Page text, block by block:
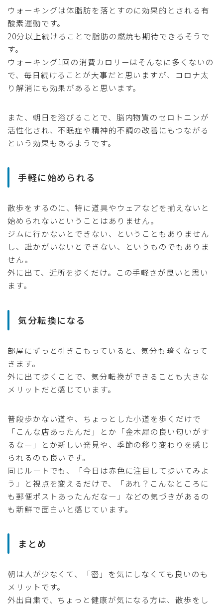
ウォーキングは体脂肪を落とすのに効果的とされる有
酸素運動です。
20分以上続けることで脂肪の燃焼も期待できるそうで
す。
ウォーキング1回の消費カロリーはそんなに多くないの
で、毎日続けることが大事だと思いますが、コロナ太
り解消にも効果があると思います。
また、朝日を浴びることで、脳内物質のセロトニンが
活性化され、不眠症や精神的不調の改善にもつながる
という効果もあるようです。
手軽に始められる
散歩をするのに、特に道具やウェアなどを揃えないと
始められないということはありません。
ジムに行かないとできない、ということもありません
し、誰かがいないとできない、というものでもありま
せん。
外に出て、近所を歩くだけ。この手軽さが良いと思い
ます。
気分転換になる
部屋にずっと引きこもっていると、気分も暗くなって
きます。
外に出て歩くことで、気分転換ができることも大きな
メリットだと感じています。
普段歩かない道や、ちょっとした小道を歩くだけで
「こんな店あったんだ」とか「金木犀の良い匂いがす
るなー」とか新しい発見や、季節の移り変わりを感じ
られるのも良いです。
同じルートでも、「今日は赤色に注目して歩いてみよ
う」と視点を変えるだけで、「あれ？こんなところに
も郵便ポストあったんだなー」などの気づきがあるの
も新鮮で面白いと感じています。
まとめ
朝は人が少なくて、「密」を気にしなくても良いのも
メリットです。
外出自粛で、ちょっと健康が気になる方は、散歩をし